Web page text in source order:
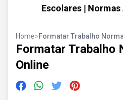
Escolares | Normas
Home>Formatar Trabalho
Formatar Trabalho
Online